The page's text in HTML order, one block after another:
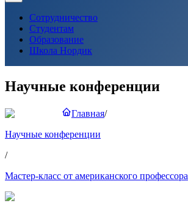
Сотрудничество
Студентам
Образование
Школа Нордик
Научные конференции
Главная/
Научные конференции
/
Мастер-класс от американского профессора